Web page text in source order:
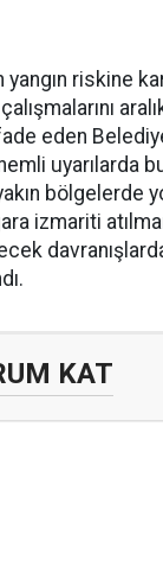
yangın riskine
eden
uyarılarda
bölgelerde
izmariti
KAT